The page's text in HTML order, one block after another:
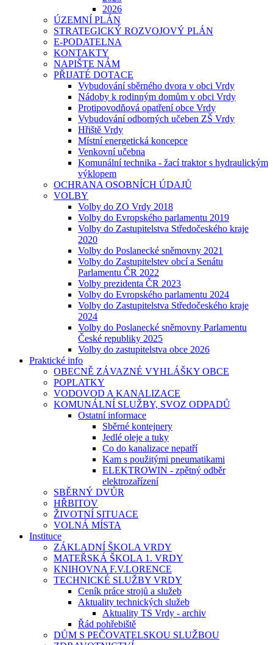
2026
ÚZEMNÍ PLÁN
STRATEGICKÝ ROZVOJOVÝ PLÁN
E-PODATELNA
KONTAKTY
NAPIŠTE NÁM
PŘIJATÉ DOTACE
Vybudování sběrného dvora v obci Vrdy
Nádoby k rodinným domům v obci Vrdy
Protipovodňová opatření obce Vrdy
Vybudování odborných učeben ZŠ Vrdy
Hřiště Vrdy
Místní energetická koncepce
Venkovní učebna
Komunální technika - žací traktor s hydraulickým
výklopem
OCHRANA OSOBNÍCH ÚDAJŮ
VOLBY
Volby do ZO Vrdy 2018
Volby do Evropského parlamentu 2019
Volby do Zastupitelstva Středočeského kraje
2020
Volby do Poslanecké sněmovny 2021
Volby do Zastupitelstev obcí a Senátu
Parlamentu ČR 2022
Volby prezidenta ČR 2023
Volby do Evropského parlamentu 2024
Volby do Zastupitelstva Středočeského kraje
2024
Volby do Poslanecké sněmovny Parlamentu
České republiky 2025
Volby do zastupitelstva obce 2026
Praktické info
OBECNĚ ZÁVAZNÉ VYHLÁŠKY OBCE
POPLATKY
VODOVOD A KANALIZACE
KOMUNÁLNÍ SLUŽBY, SVOZ ODPADŮ
Ostatní informace
Sběrné kontejnery
Jedlé oleje a tuky
Co do kanalizace nepatří
Kam s použitými pneumatikami
ELEKTROWIN - zpětný odběr
elektrozařízení
SBĚRNÝ DVŮR
HŘBITOV
ŽIVOTNÍ SITUACE
VOLNÁ MÍSTA
Instituce
ZÁKLADNÍ ŠKOLA VRDY
MATEŘSKÁ ŠKOLA 1. VRDY
KNIHOVNA F.V.LORENCE
TECHNICKÉ SLUŽBY VRDY
Ceník práce strojů a služeb
Aktuality technických služeb
Aktuality TS Vrdy - archiv
Řád pohřebiště
DŮM S PEČOVATELSKOU SLUŽBOU